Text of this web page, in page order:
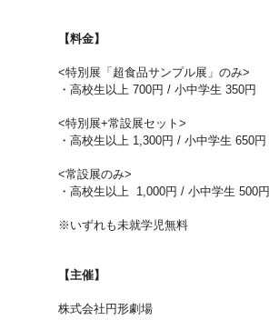
【料金】
<特別展「超食品サンプル展」のみ>
・高校生以上 700円 / 小中学生 350円
<特別展+常設展セット>
・高校生以上 1,300円 / 小中学生 650円
<常設展のみ>
・高校生以上 1,000円 / 小中学生 500円
※いずれも未就学児無料
【主催】
株式会社円形劇場